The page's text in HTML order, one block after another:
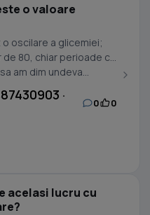
o valoare
oscilare a glicemiei;
de 80, chiar perioade cu
am dim undeva...
·
0 0
acelasi lucru cu